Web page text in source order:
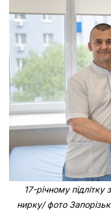
17-річному
нирку/ фото